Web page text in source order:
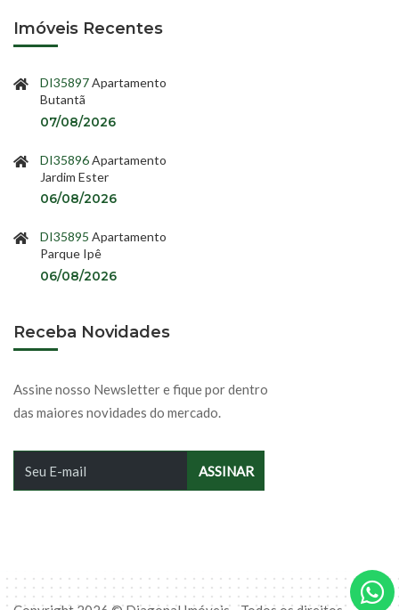
Imóveis Recentes
DI35897Apartamento
Butantã
07/08/2026
DI35896Apartamento
Jardim Ester
06/08/2026
DI35895 Apartamento
Parque Ipê
06/08/2026
Receba Novidades
Assine nosso Newsletter e fique por dentro
das maiores novidades do mercado.